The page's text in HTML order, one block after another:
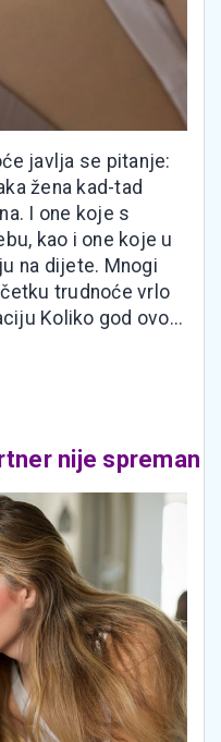
javlja se pitanje:
žena kad-tad
I one koje s
kao i one koje u
na dijete. Mnogi
trudnoće vrlo
Koliko god ovo...
nije spreman